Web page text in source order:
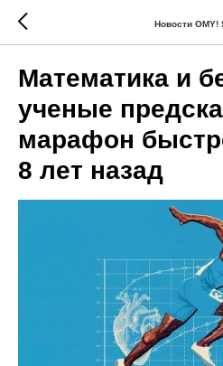
Новости OMY!
Математика и
ученые
марафон
8 лет назад